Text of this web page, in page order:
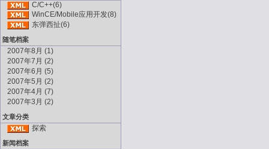
C/C++(6)
WinCE/Mobile应用开发(8)
东弹西扯(6)
随笔档案
2007年8月 (1)
2007年7月 (2)
2007年6月 (5)
2007年5月 (2)
2007年4月 (7)
2007年3月 (2)
文章分类
探索
新闻档案